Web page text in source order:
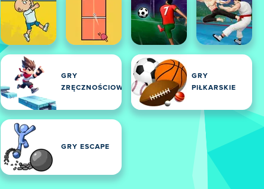
GRY
ZRĘCZNOŚCIOWE
GRY
PIŁKARSKIE
GRY ESCAPE